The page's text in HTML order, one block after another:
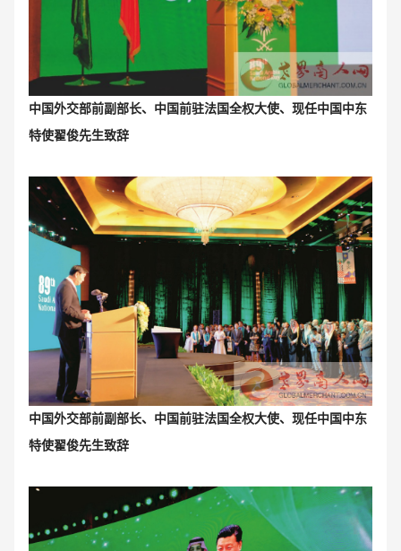
中国外交部前副部长、中国前驻法国全权大使、现任中国中东
特使翟俊先生致辞
中国外交部前副部长、中国前驻法国全权大使、现任中国中东
特使翟俊先生致辞